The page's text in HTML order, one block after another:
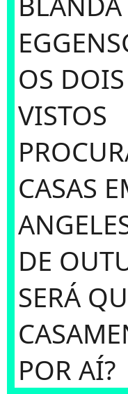
OS
VISTOS
CASAS
DE
SERÁ
POR AÍ?